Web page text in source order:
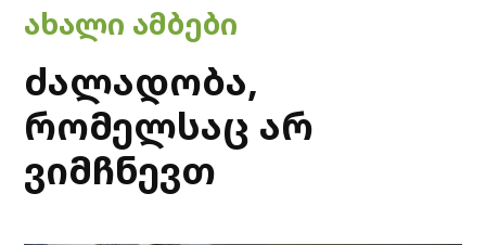
POSTED
IN
ᲐᲮᲐᲚᲘ ᲐᲛᲑᲔᲑᲘ
ძალადობა,
რომელსაც არ
ვიმჩნევთ